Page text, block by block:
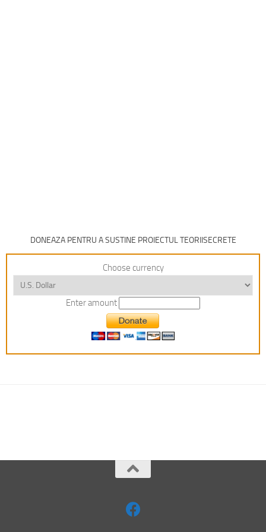
DONEAZA PENTRU A SUSTINE PROIECTUL TEORIISECRETE
Choose currency
Enter amount